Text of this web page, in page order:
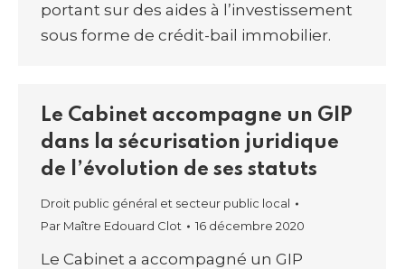
portant sur des aides à l’investissement
sous forme de crédit-bail immobilier.
Le Cabinet accompagne un GIP
dans la sécurisation juridique
de l’évolution de ses statuts
Droit public général et secteur public local
Par Maître Edouard Clot 16 décembre 2020
Le Cabinet a accompagné un GIP